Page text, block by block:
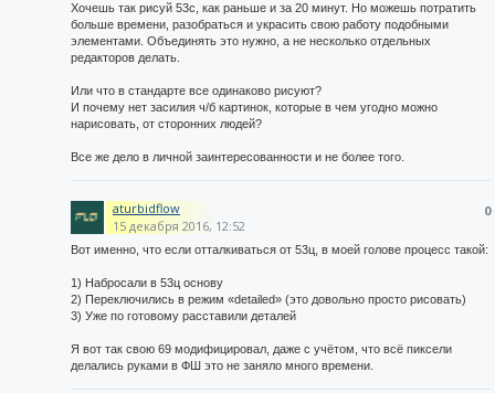
Хочешь так рисуй 53с, как раньше и за 20 минут. Но можешь потратить
больше времени, разобраться и украсить свою работу подобными
элементами. Объединять это нужно, а не несколько отдельных
редакторов делать.
Или что в стандарте все одинаково рисуют?
И почему нет засилия ч/б картинок, которые в чем угодно можно
нарисовать, от сторонних людей?
Все же дело в личной заинтересованности и не более того.
0
aturbidflow
15 декабря 2016, 12:52
Вот именно, что если отталкиваться от 53ц, в моей голове процесс такой:
1) Набросали в 53ц основу
2) Переключились в режим «detailed» (это довольно просто рисовать)
3) Уже по готовому расставили деталей
Я вот так свою 69 модифицировал, даже с учётом, что всё пиксели
делались руками в ФШ это не заняло много времени.